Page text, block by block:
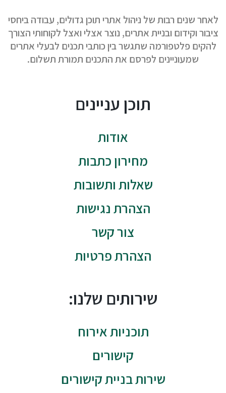
לאחר שנים רבות של ניהול אתרי תוכן גדולים, עבודה ביחסי
ציבור וקידום ובניית אתרים, נוצר אצלי ואצל לקוחותי הצורך
להקים פלטפורמה שתגשר בין כותבי תכנים לבעלי אתרים
שמעוניינים לפרסם את התכנים תמורת תשלום.
תוכן עניינים
אודות
מחירון כתבות
שאלות ותשובות
הצהרת נגישות
צור קשר
הצהרת פרטיות
שירותים שלנו:
תוכניות אירוח
קישורים
שירות בניית קישורים